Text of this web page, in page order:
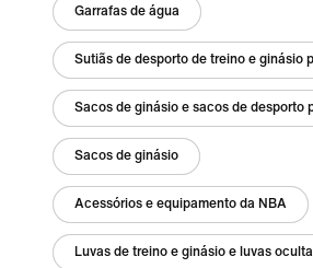
Garrafas de água
Sutiãs de desporto de treino e ginásio
Sacos de ginásio e sacos de desporto
Sacos de ginásio
Acessórios e equipamento da NBA
Luvas de treino e ginásio e luvas